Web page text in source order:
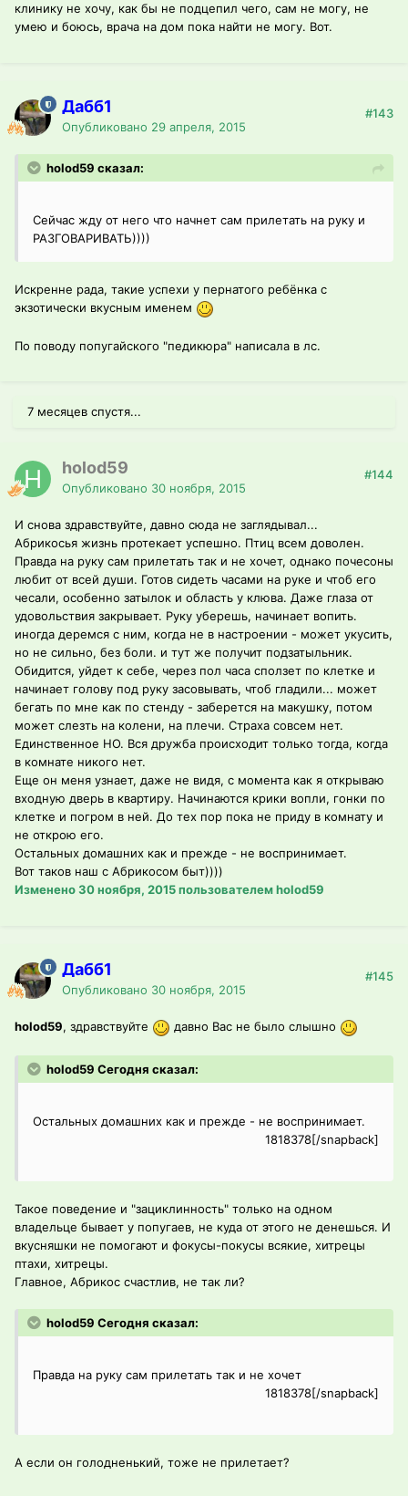
клинику не хочу, как бы не подцепил чего, сам не могу, не
умею и боюсь, врача на дом пока найти не могу. Вот.
Дабб1
Опубликовано 29 апреля, 2015
#143
holod59 сказал:
Сейчас жду от него что начнет сам прилетать на руку и
РАЗГОВАРИВАТЬ))))
Искренне рада, такие успехи у пернатого ребёнка с
экзотически вкусным именем
По поводу попугайского "педикюра" написала в лс.
7 месяцев спустя...
holod59
Опубликовано 30 ноября, 2015
#144
И снова здравствуйте, давно сюда не заглядывал...
Абрикосья жизнь протекает успешно. Птиц всем доволен.
Правда на руку сам прилетать так и не хочет, однако почесоны
любит от всей души. Готов сидеть часами на руке и чтоб его
чесали, особенно затылок и область у клюва. Даже глаза от
удовольствия закрывает. Руку уберешь, начинает вопить.
иногда деремся с ним, когда не в настроении - может укусить,
но не сильно, без боли. и тут же получит подзатыльник.
Обидится, уйдет к себе, через пол часа сползет по клетке и
начинает голову под руку засовывать, чтоб гладили... может
бегать по мне как по стенду - заберется на макушку, потом
может слезть на колени, на плечи. Страха совсем нет.
Единственное НО. Вся дружба происходит только тогда, когда
в комнате никого нет.
Еще он меня узнает, даже не видя, с момента как я открываю
входную дверь в квартиру. Начинаются крики вопли, гонки по
клетке и погром в ней. До тех пор пока не приду в комнату и
не открою его.
Остальных домашних как и прежде - не воспринимает.
Вот таков наш с Абрикосом быт))))
Изменено30 ноября, 2015пользователем holod59
Дабб1
Опубликовано 30 ноября, 2015
#145
holod59, здравствуйте давно Вас не было слышно
holod59 Сегодня сказал:
Остальных домашних как и прежде - не воспринимает.
1818378[/snapback]
Такое поведение и "зациклинность" только на одном
владельце бывает у попугаев, не куда от этого не денешься. И
вкусняшки не помогают и фокусы-покусы всякие, хитрецы
птахи, хитрецы.
Главное, Абрикос счастлив, не так ли?
holod59 Сегодня сказал:
Правда на руку сам прилетать так и не хочет
1818378[/snapback]
А если он голодненький, тоже не прилетает?